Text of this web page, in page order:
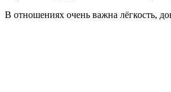
В отношениях очень важна лёгкость,